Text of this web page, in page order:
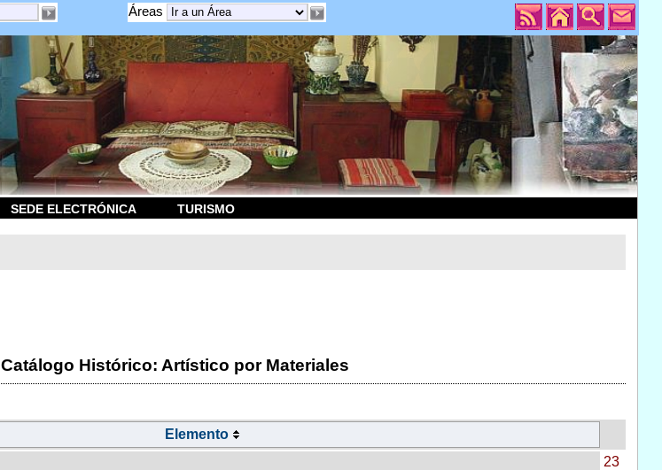
Áreas
SEDE ELECTRÓNICA TURISMO
Catálogo Histórico: Artístico por Materiales
Elemento
23